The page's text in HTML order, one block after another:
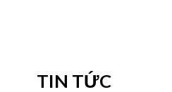
TIN TỨC